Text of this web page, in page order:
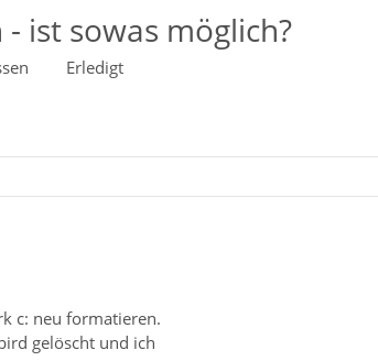
ist sowas möglich?
Erledigt
c: neu formatieren.
gelöscht und ich